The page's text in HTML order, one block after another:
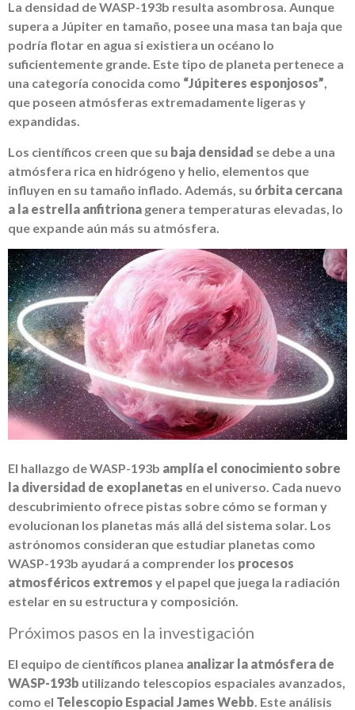
La densidad de WASP-193b resulta asombrosa. Aunque
supera a Júpiter en tamaño, posee una masa tan baja que
podría flotar en agua si existiera un océano lo
suficientemente grande. Este tipo de planeta pertenece a
una categoría conocida como “Júpiteres esponjosos”,
que poseen atmósferas extremadamente ligeras y
expandidas.
Los científicos creen que su baja densidad se debe a una
atmósfera rica en hidrógeno y helio, elementos que
influyen en su tamaño inflado. Además, su órbita cercana
a la estrella anfitriona genera temperaturas elevadas, lo
que expande aún más su atmósfera.
El hallazgo de WASP-193b amplía el conocimiento sobre
la diversidad de exoplanetas en el universo. Cada nuevo
descubrimiento ofrece pistas sobre cómo se forman y
evolucionan los planetas más allá del sistema solar. Los
astrónomos consideran que estudiar planetas como
WASP-193b ayudará a comprender los procesos
atmosféricos extremos y el papel que juega la radiación
estelar en su estructura y composición.
Próximos pasos en la investigación
El equipo de científicos planea analizar la atmósfera de
WASP-193b utilizando telescopios espaciales avanzados,
como el Telescopio Espacial James Webb . Este análisis